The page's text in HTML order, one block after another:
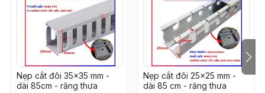
Nẹp cắt đôi 35x35 mm -
dài 85cm - răng thưa
Nẹp cắt đôi 25x25 mm -
dài 85 cm - răng thưa